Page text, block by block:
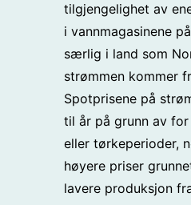
tilgjengelighet av
i vannmagasinene
særlig i land som
strømmen kommer
Spotprisene på
til år på grunn av
eller tørkeperioder,
høyere priser
lavere produksjon